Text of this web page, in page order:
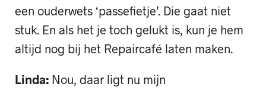
een ouderwets ‘passefietje’. Die gaat niet
stuk. En als het je toch gelukt is, kun je hem
altijd nog bij het Repaircafé laten maken.
Linda: Nou, daar ligt nu mijn